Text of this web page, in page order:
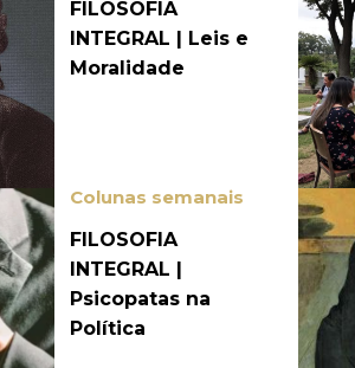
FILOSOFIA
INTEGRAL | Leis e
Moralidade
Colunas semanais
FILOSOFIA
INTEGRAL |
Psicopatas na
Política